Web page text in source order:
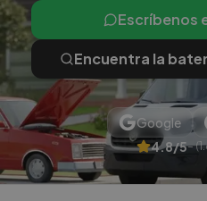
Escríbenos
Encuentra la
Google
4.8/5–